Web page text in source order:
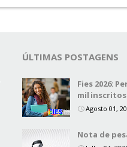
ÚLTIMAS POSTAGENS
Fies 2026:
mil
Agosto 01,
Nota de